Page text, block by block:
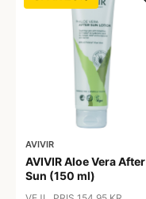
AVIVIR
AVIVIR Aloe Vera After
Sun (150 ml)